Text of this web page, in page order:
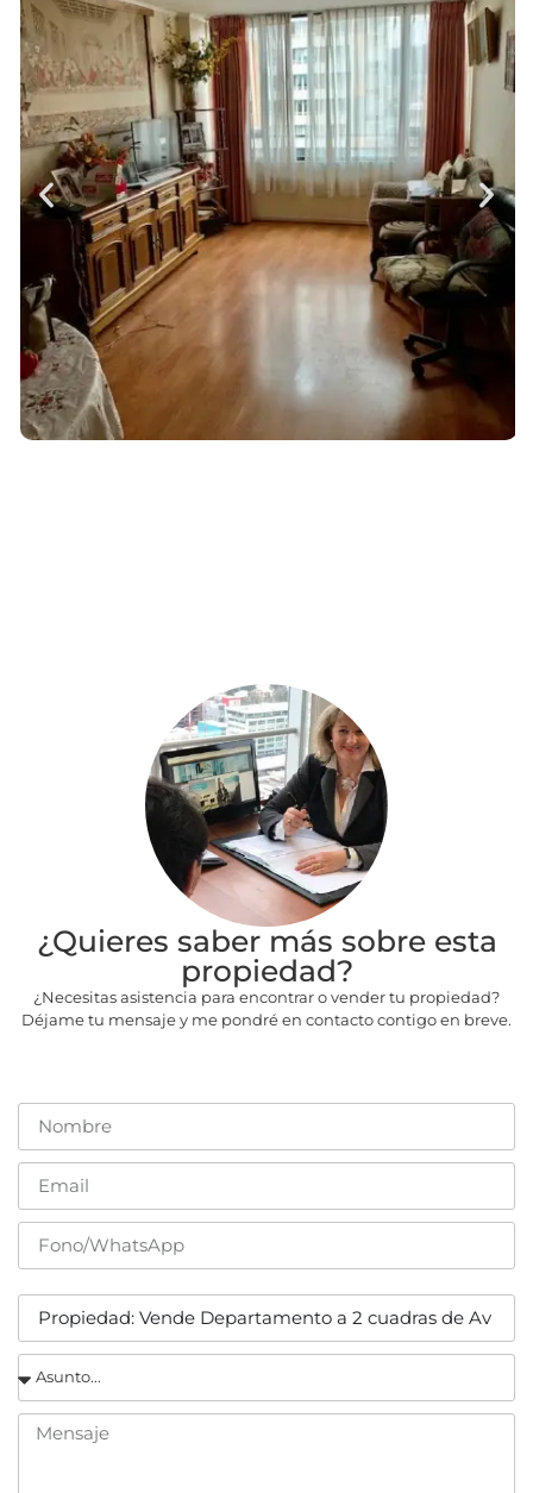
¿Quieres saber más sobre esta
propiedad?
¿Necesitas asistencia para encontrar o vender tu propiedad?
Déjame tu mensaje y me pondré en contacto contigo en breve.